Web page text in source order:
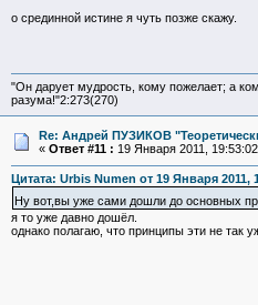
о срединной истине я чуть позже скажу.
"Он дарует мудрость, кому пожелает; а
разума!"2:273(270)
Re: Андрей ПУЗИКОВ
« Ответ #11 : 19 Января 2011,
Цитата: Urbis Numen от 19 Января 2011,
Ну вот,вы уже сами дошли до основных
я то уже давно дошёл.
однако полагаю, что принципы эти не так